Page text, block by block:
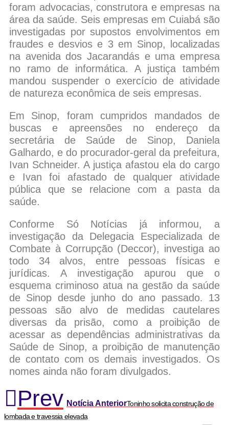
foram advocacias, construtora e empresas na
área da saúde. Seis empresas em Cuiabá são
investigadas por supostos envolvimentos em
fraudes e desvios e 3 em Sinop, localizadas
na avenida dos Jacarandás e uma empresa
no ramo de informática. A justiça também
mandou suspender o exercício de atividade
de natureza econômica de seis empresas.
Em Sinop, foram cumpridos mandados de
buscas e apreensões no endereço da
secretária de Saúde de Sinop, Daniela
Galhardo, e do procurador-geral da prefeitura,
Ivan Schneider. A justiça afastou ela do cargo
e Ivan foi afastado de qualquer atividade
pública que se relacione com a pasta da
saúde.
Conforme Só Notícias já informou, a
investigação da Delegacia Especializada de
Combate à Corrupção (Deccor), investiga ao
todo 34 alvos, entre pessoas físicas e
jurídicas. A investigação apurou que o
esquema criminoso atua na gestão da saúde
de Sinop desde junho do ano passado. 13
pessoas são alvo de medidas cautelares
diversas da prisão, como a proibição de
acessar as dependências administrativas da
Saúde de Sinop, a proibição de manutenção
de contato com os demais investigados. Os
nomes ainda não foram divulgados.
Prev Notícia AnteriorToninho solicita construção de
lombada e travessia elevada